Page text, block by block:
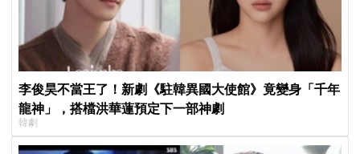
李俊昊不當王了！新劇《駐韓異國大使館》竟變身「千年
龍神」，搭檔洪華蓮預定下一部神劇
韓劇